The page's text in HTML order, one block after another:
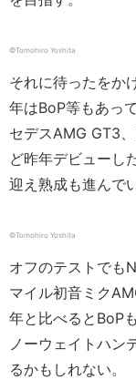
©︎Tomohiro Yoshita
それに待ったをか
年はBoP等もあっ
セデスAMG GT3
ど昨年デビューし
迎え熟成も進んで
©︎Tomohiro Yoshita
オフのテストでも
マイル初音ミク
年と比べるとBoP
ノーウェイトハン
るかもしれない。